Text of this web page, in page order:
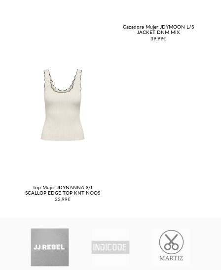
Cazadora Mujer JDYMOON L/S
JACKET DNM MIX
39,99€
Top Mujer JDYNANNA S/L
SCALLOP EDGE TOP KNT NOOS
22,99€